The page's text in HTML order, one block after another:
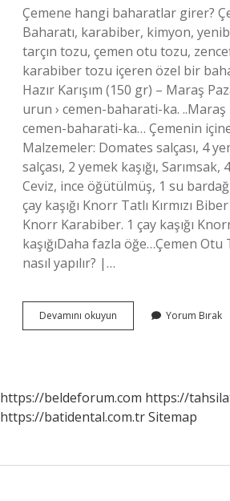
Çemene hangi baharatlar girer?
Baharatı, karabiber, kimyon,
tarçın tozu, çemen otu tozu,
karabiber tozu içeren özel bir
Hazır Karışım (150 gr) – Maraş
urun › cemen-baharati-ka. ..Maraş
cemen-baharati-ka… Çemenin
Malzemeler: Domates salçası, 4
salçası, 2 yemek kaşığı,
Ceviz, ince öğütülmüş, 1 su
çay kaşığı Knorr Tatlı Kırmızı
Knorr Karabiber. 1 çay kaşığı
kaşığıDaha fazla öğe…Çemen Otu
nasıl yapılır? |…
Devamını okuyun Çemene
Hangi
Yorum Bırak
https://beldeforum.com https://
https://batidental.com.trSitemap